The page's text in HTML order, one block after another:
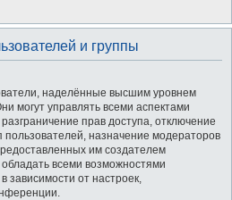
и группы
наделённые высшим уровнем
могут управлять всеми аспектами
прав доступа, отключение
пользователей, назначение модераторов
им создателем
всеми возможностями
зависимости от настроек,